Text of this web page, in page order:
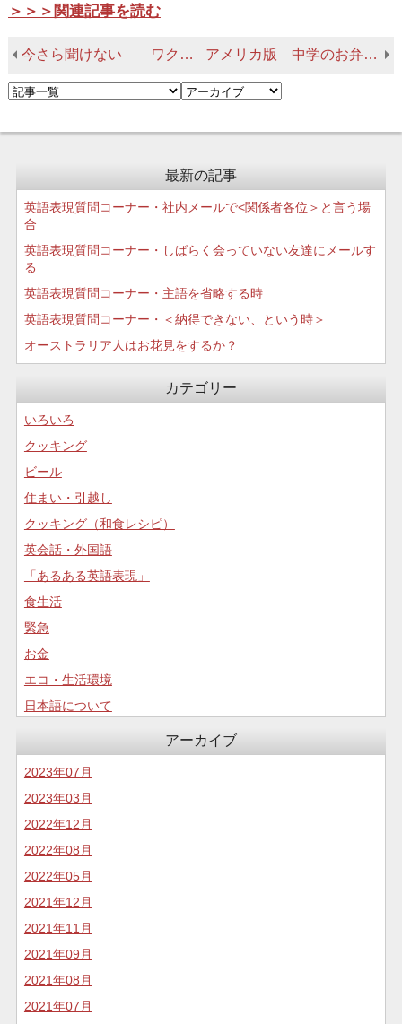
＞＞＞関連記事を読む
今さら聞けない ワクチン・パスポート関係ー１ アメリカ版 中学のお弁当について
最新の記事
英語表現質問コーナー・社内メールで<関係者各位＞と言う場
合
英語表現質問コーナー・しばらく会っていない友達にメールす
る
英語表現質問コーナー・主語を省略する時
英語表現質問コーナー・＜納得できない、という時＞
オーストラリア人はお花見をするか？
カテゴリー
いろいろ
クッキング
ビール
住まい・引越し
クッキング（和食レシピ）
英会話・外国語
「あるある英語表現」
食生活
緊急
お金
エコ・生活環境
日本語について
食生活
アーカイブ
2023年07月
2023年03月
2022年12月
2022年08月
2022年05月
2021年12月
2021年11月
2021年09月
2021年08月
2021年07月